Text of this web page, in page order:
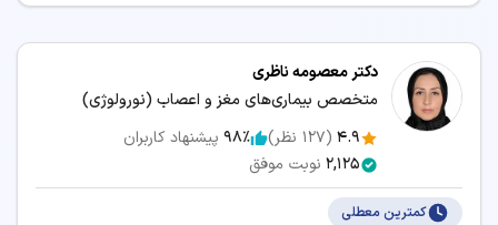
دکتر معصومه ناظری
متخصص بیماری‌های مغز و اعصاب (نورولوژی)
4.9
(
127 نظر) 98٪ پیشنهاد کاربران
2,125 نوبت موفق
کمترین معطلی